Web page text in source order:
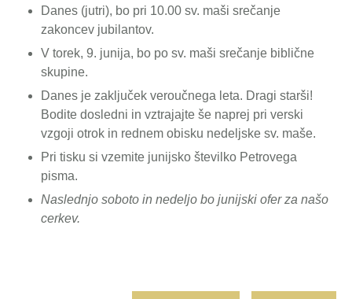
Danes (jutri), bo pri 10.00 sv. maši srečanje
zakoncev jubilantov.
V torek, 9. junija, bo po sv. maši srečanje biblične
skupine.
Danes je zaključek veroučnega leta. Dragi starši!
Bodite dosledni in vztrajajte še naprej pri verski
vzgoji otrok in rednem obisku nedeljske sv. maše.
Pri tisku si vzemite junijsko številko Petrovega
pisma.
Naslednjo soboto in nedeljo bo junijski ofer za našo
cerkev.